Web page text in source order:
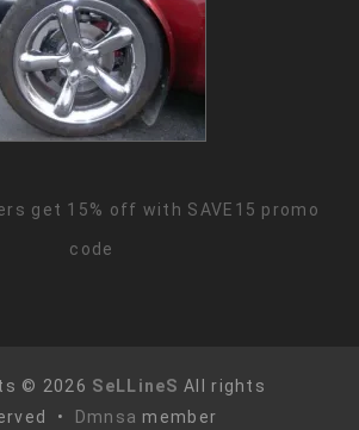
© 2026 SeLLineS All rights
•
Dmnsa member